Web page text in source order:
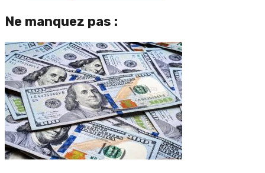
Ne manquez pas :